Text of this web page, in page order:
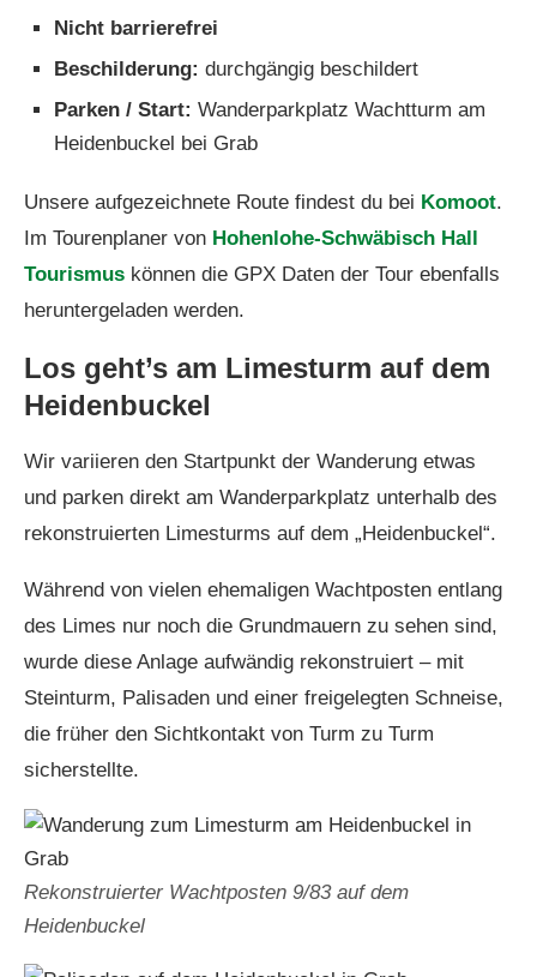
Nicht barrierefrei
Beschilderung: durchgängig beschildert
Parken / Start: Wanderparkplatz Wachtturm am
Heidenbuckel bei Grab
Unsere aufgezeichnete Route findest du bei Komoot.
Im Tourenplaner von Hohenlohe-Schwäbisch Hall
Tourismus können die GPX Daten der Tour ebenfalls
heruntergeladen werden.
Los geht’s am Limesturm auf dem
Heidenbuckel
Wir variieren den Startpunkt der Wanderung etwas
und parken direkt am Wanderparkplatz unterhalb des
rekonstruierten Limesturms auf dem „Heidenbuckel“.
Während von vielen ehemaligen Wachtposten entlang
des Limes nur noch die Grundmauern zu sehen sind,
wurde diese Anlage aufwändig rekonstruiert – mit
Steinturm, Palisaden und einer freigelegten Schneise,
die früher den Sichtkontakt von Turm zu Turm
sicherstellte.
Rekonstruierter Wachtposten 9/83 auf dem
Heidenbuckel